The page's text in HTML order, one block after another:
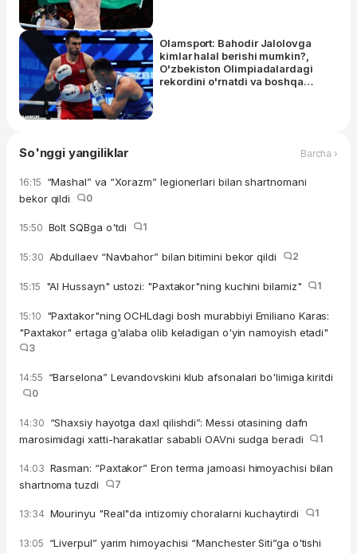
Olamsport: Bahodir Jalolovga
kimlar halal berishi mumkin?,
O'zbekiston Olimpiadalardagi
rekordini o'rnatdi va boshqa
So'nggi yangiliklar Barcha ›
16:15 “Mashal” va “Xorazm” legionerlari bilan shartnomani
bekor qildi
0
15:50 Bolt SQBga o'tdi 1
15:30 Abdullaev “Navbahor” bilan bitimini bekor qildi 2
15:15 "Al Hussayn" ustozi: "Paxtakor"ning kuchini bilamiz" 1
15:10 "Paxtakor"ning OCHLdagi bosh murabbiyi Emiliano Karas:
"Paxtakor" ertaga g'alaba olib keladigan o'yin namoyish etadi"
3
14:55 “Barselona” Levandovskini klub afsonalari bo'limiga kiritdi
0
14:30 “Shaxsiy hayotga daxl qilishdi”: Messi otasining dafn
marosimidagi xatti-harakatlar sababli OAVni sudga beradi
1
14:03 Rasman: “Paxtakor” Eron terma jamoasi himoyachisi bilan
shartnoma tuzdi
7
13:34 Mourinyu "Real"da intizomiy choralarni kuchaytirdi 1
13:05 “Liverpul” yarim himoyachisi “Manchester Siti”ga o'tishi